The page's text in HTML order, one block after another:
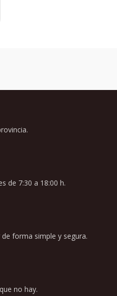
de 7:30 a 18:00 h.
forma simple y segura.
no hay.